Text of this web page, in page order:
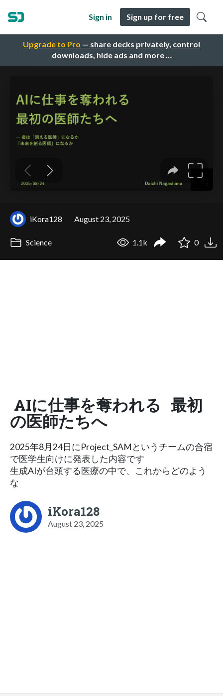
Upgrade to Pro — share decks privately, control
downloads, hide ads and more …
Sign in Sign up for free
iKora128 August 23, 2025
Science 1.1k 0
AIに仕事を奪われる 最初
の医師たちへ
2025年8月24日にProject_SAMというチームの合宿
で医学生向けに発表した内容です
生成AIが台頭する医療の中で、これからどのよう
な
iKora128
August 23, 2025